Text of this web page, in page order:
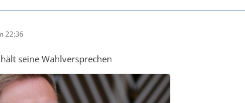
22:36
seine Wahlversprechen